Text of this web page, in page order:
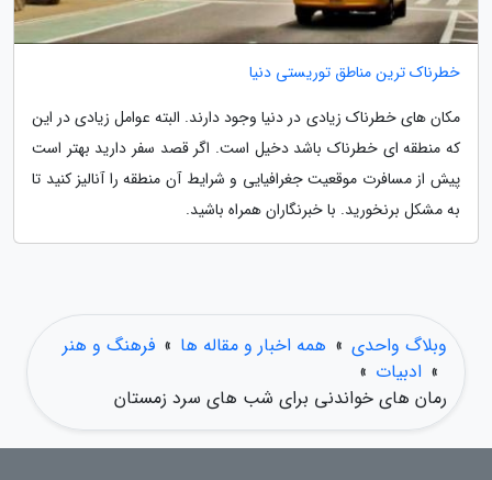
خطرناک ترین مناطق توریستی دنیا
مکان های خطرناک زیادی در دنیا وجود دارند. البته عوامل زیادی در این
که منطقه ای خطرناک باشد دخیل است. اگر قصد سفر دارید بهتر است
پیش از مسافرت موقعیت جغرافیایی و شرایط آن منطقه را آنالیز کنید تا
به مشکل برنخورید. با خبرنگاران همراه باشید.
وبلاگ واحدی » همه اخبار و مقاله ها » فرهنگ و هنر
» ادبیات »
رمان های خواندنی برای شب های سرد زمستان